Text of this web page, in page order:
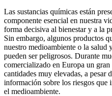
Las sustancias químicas están
componente esencial en nuestra
forma decisiva al bienestar y a la
Sin embargo, algunos productos
nuestro medioambiente o la salud
pueden ser peligrosos. Durante
comercializado en Europa un gran
cantidades muy elevadas, a pesar
información sobre los riesgos que
el medioambiente.